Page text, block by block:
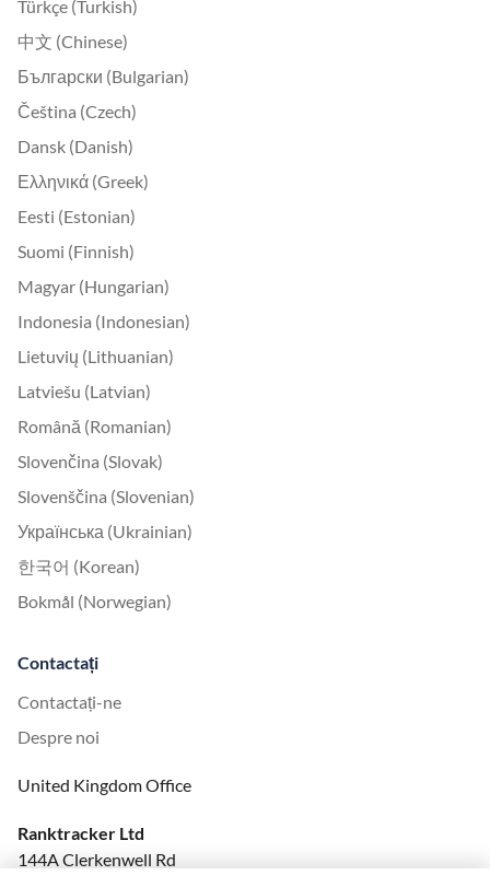
Türkçe (Turkish)
中文 (Chinese)
Български (Bulgarian)
Čeština (Czech)
Dansk (Danish)
Ελληνικά (Greek)
Eesti (Estonian)
Suomi (Finnish)
Magyar (Hungarian)
Indonesia (Indonesian)
Lietuvių (Lithuanian)
Latviešu (Latvian)
Română (Romanian)
Slovenčina (Slovak)
Slovenščina (Slovenian)
Українська (Ukrainian)
한국어 (Korean)
Bokmål (Norwegian)
Contactați
Contactați-ne
Despre noi
United Kingdom Office
Ranktracker Ltd
144A Clerkenwell Rd